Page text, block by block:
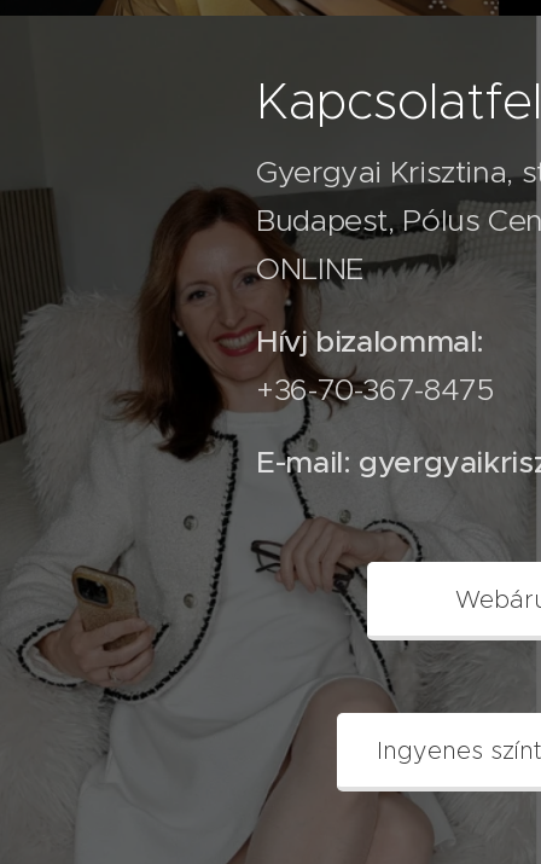
Gyergyai Krisztina,
Budapest, Pólus
ONLINE
Hívj bizalommal:
+36-70-367-8475
E-mail:
Ingyenes